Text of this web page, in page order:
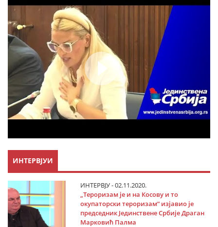
ИНТЕРВЈУИ
ИНТЕРВЈУ - 02.11.2020.
„Тероризам је и на Косову и то
окупаторски тероризам“ изјавио је
председник Јединствене Србије Драган
Марковић Палма